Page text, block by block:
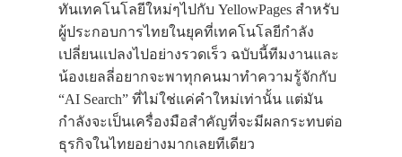
ทันเทคโนโลยีใหม่ๆไปกับ YellowPages สำหรับ
ผู้ประกอบการไทยในยุคที่เทคโนโลยีกำลัง
เปลี่ยนแปลงไปอย่างรวดเร็ว ฉบับนี้ทีมงานและ
น้องเยลลี่อยากจะพาทุกคนมาทำความรู้จักกับ
“AI Search” ที่ไม่ใช่แค่คำใหม่เท่านั้น แต่มัน
กำลังจะเป็นเครื่องมือสำคัญที่จะมีผลกระทบต่อ
ธุรกิจในไทยอย่างมากเลยทีเดียว